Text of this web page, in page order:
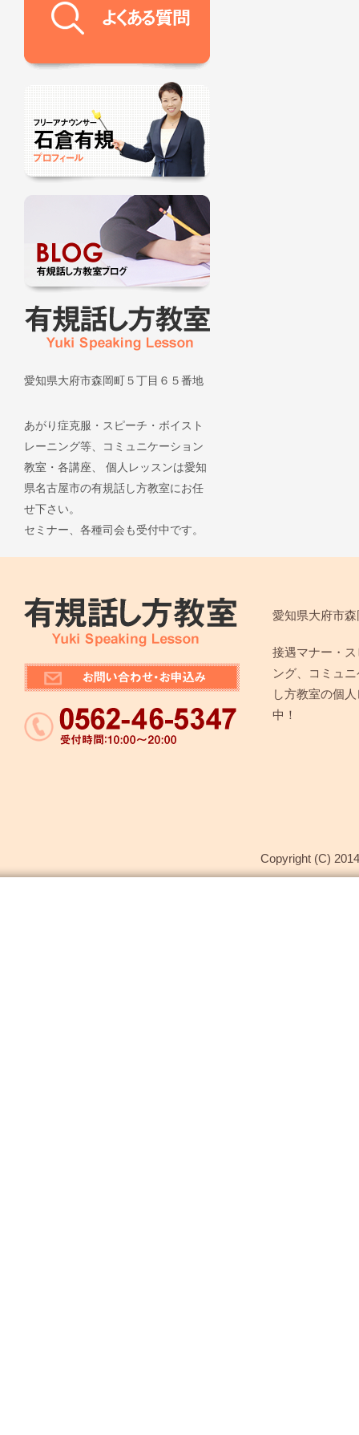
愛知県大府市森岡町５丁目６５番地
あがり症克服・スピーチ・ボイスト
レーニング等、コミュニケーション
教室・各講座、 個人レッスンは愛知
県名古屋市の有規話し方教室にお任
せ下さい。
セミナー、各種司会も受付中です。
愛知県大府市
接遇マナー・
ング、コミュ
し方教室の個
中！
Copyright (C)